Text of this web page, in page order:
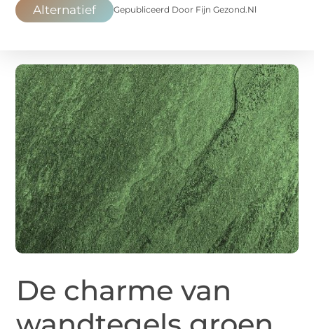
Alternatief Gepubliceerd Door Fijn Gezond.nl
De charme van